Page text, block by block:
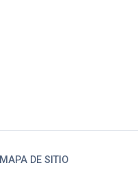
MAPA DE SITIO